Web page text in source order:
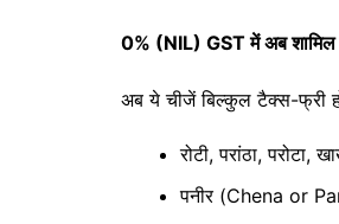
0% (NIL) GST में अब शामिल
अब ये चीजें बिल्कुल टैक्स-फ्री
रोटी, परांठा, परोटा,
पनीर (Chena or